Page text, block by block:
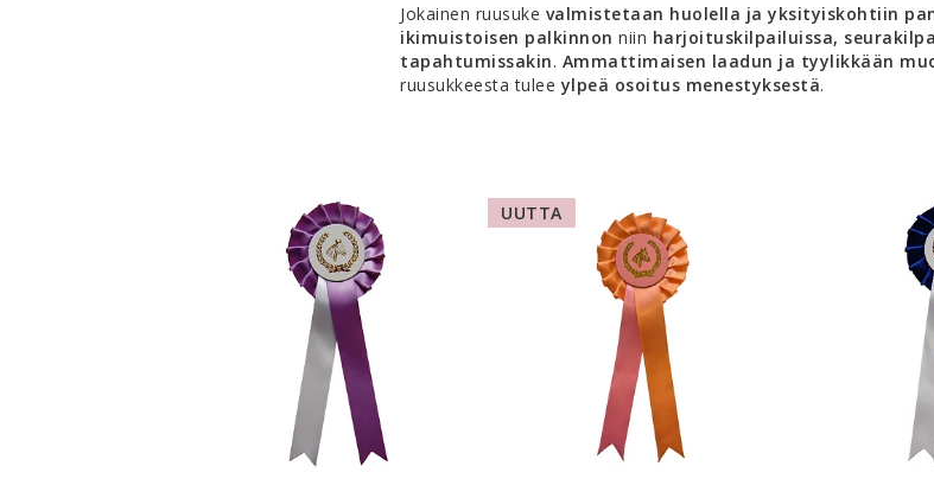
Jokainen ruusuke valmistetaan huolella ja yksityiskohtiin
ikimuistoisen palkinnon niin harjoituskilpailuissa,
tapahtumissakin. Ammattimaisen laadun ja tyylikkään
ruusukkeesta tuleeylpeä osoitus menestyksestä.
UUTTA